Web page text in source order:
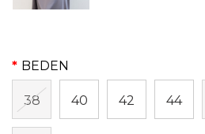
BEDEN
38 40 42 44